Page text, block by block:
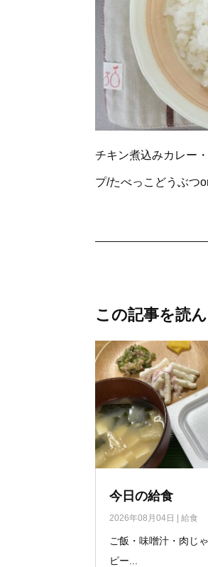
チキン煮込みカレー
プ/たべっこどうぶつ
この記事を読
今日の給食
2026年08月04日 |給食
ご飯・味噌汁・肉じ
ピー...